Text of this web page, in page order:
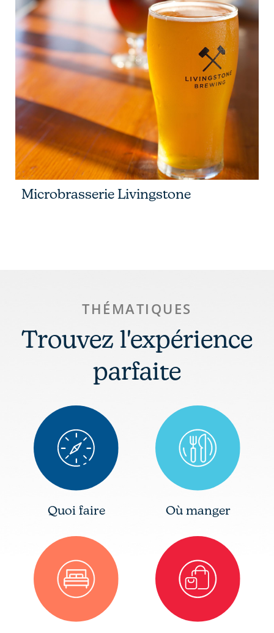
Microbrasserie Livingstone
THÉMATIQUES
Trouvez l'expérience
parfaite
Quoi faire Où manger